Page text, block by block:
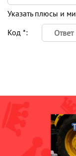
Указать плюсы и
Код *: